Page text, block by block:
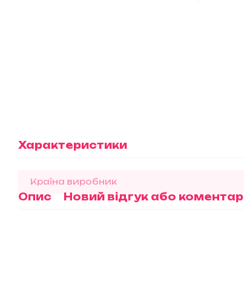
Характеристики
Країна виробник
Опис Новий відгук або коментар